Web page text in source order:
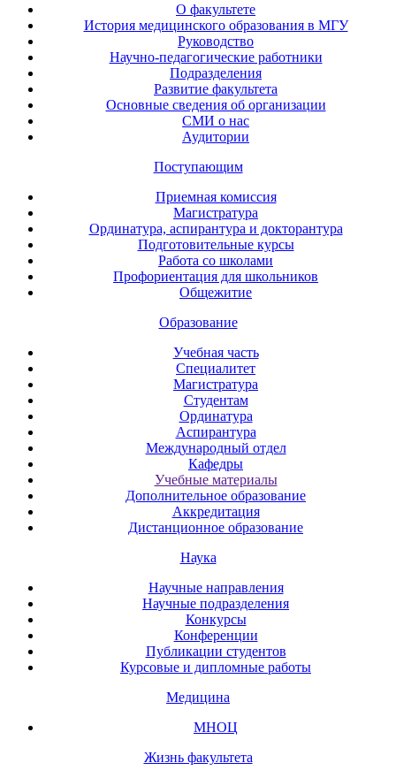
О факультете
История медицинского образования в МГУ
Руководство
Научно-педагогические работники
Подразделения
Развитие факультета
Основные сведения об организации
СМИ о нас
Аудитории
Поступающим
Приемная комиссия
Магистратура
Ординатура, аспирантура и докторантура
Подготовительные курсы
Работа со школами
Профориентация для школьников
Общежитие
Образование
Учебная часть
Специалитет
Магистратура
Студентам
Ординатура
Аспирантура
Международный отдел
Кафедры
Учебные материалы
Дополнительное образование
Аккредитация
Дистанционное образование
Наука
Научные направления
Научные подразделения
Конкурсы
Конференции
Публикации студентов
Курсовые и дипломные работы
Медицина
МНОЦ
Жизнь факультета